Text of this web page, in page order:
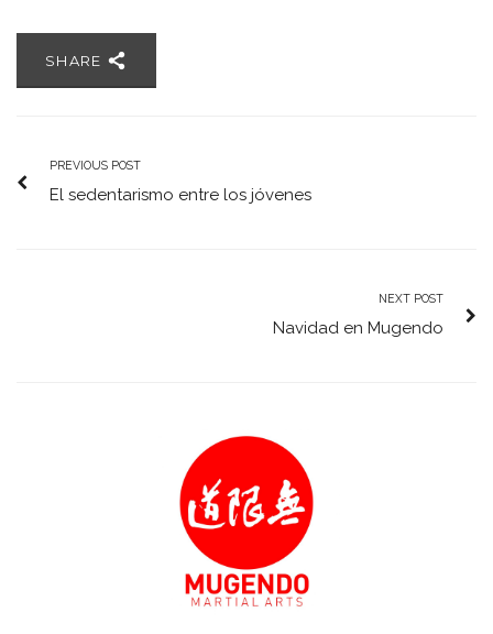
SHARE
PREVIOUS POST
El sedentarismo entre los jóvenes
NEXT POST
Navidad en Mugendo